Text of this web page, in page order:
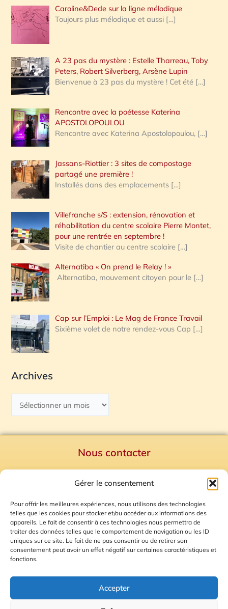
Gérer le consentement
Pour offrir les meilleures expériences, nous utilisons des technologies
telles que les cookies pour stocker et/ou accéder aux informations des
appareils. Le fait de consentir à ces technologies nous permettra de
traiter des données telles que le comportement de navigation ou les ID
uniques sur ce site. Le fait de ne pas consentir ou de retirer son
consentement peut avoir un effet négatif sur certaines caractéristiques et
fonctions.
Accepter
Caroline&Dede sur la ligne mélodique
Toujours plus mélodique et aussi […]
A 23 pas du mystère : Estelle Tharreau, Toby
Peters, Robert Silverberg, Arsène Lupin
Bienvenue à 23 pas du mystère ! Cet été […]
Rencontre avec la poétesse Katerina
APOSTOLOPOULOU
Rencontre avec Katerina Apostolopoulou, […]
Jassans-Riottier : 3 sites de compostage
partagé une première !
Installés dans des emplacements […]
Villefranche s/S : extension, rénovation et
réhabilitation du centre scolaire Pierre Montet,
pour une rentrée en septembre !
Visite de chantier au centre scolaire […]
Alternatiba « On prend le Relay ! »
Alternatiba, mouvement citoyen pour le […]
Cap sur l’Emploi : Le Mag de France Travail
Sixième volet de notre rendez-vous Cap […]
Archives
Nous contacter
Mentions Légales
Plan du site
Gestion des Cookies